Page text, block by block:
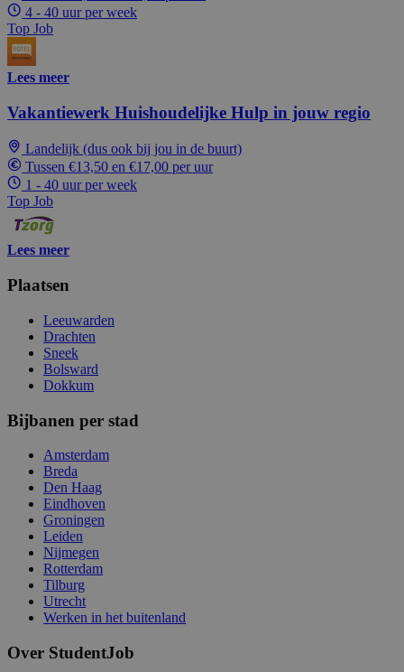
4 - 40 uur per week
Top Job
Lees meer
Vakantiewerk Huishoudelijke Hulp in jouw regio
Landelijk (dus ook bij jou in de buurt)
Tussen €13,50 en €17,00 per uur
1 - 40 uur per week
Top Job
Lees meer
Plaatsen
Leeuwarden
Drachten
Sneek
Bolsward
Dokkum
Bijbanen per stad
Amsterdam
Breda
Den Haag
Eindhoven
Groningen
Leiden
Nijmegen
Rotterdam
Tilburg
Utrecht
Werken in het buitenland
Over StudentJob